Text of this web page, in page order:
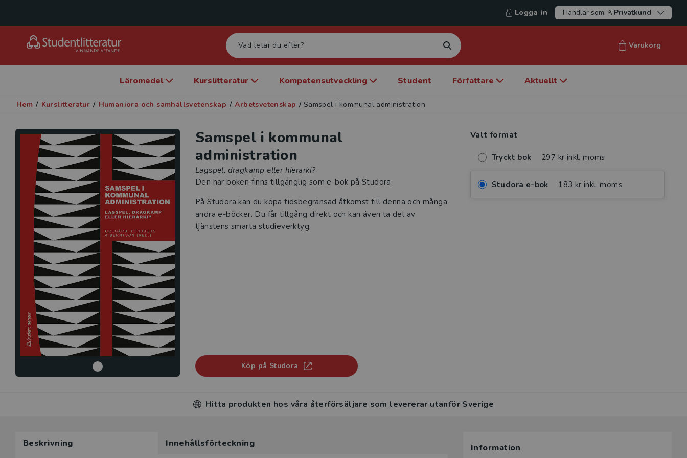
Logga in Handlar som: Privatkund
Varukorg
Läromedel Kurslitteratur Kompetensutveckling Student Författare Aktuellt
Hem / Kurslitteratur / Humaniora och samhällsvetenskap / Arbetsvetenskap / Samspel i kommunal administration
Samspel i kommunal
administration
Lagspel, dragkamp eller hierarki?
Den här boken finns tillgänglig som e-bok på Studora.
På Studora kan du köpa tidsbegränsad åtkomst till denna och många
andra e-böcker. Du får tillgång direkt och kan även ta del av
tjänstens smarta studieverktyg.
Köp på Studora
Valt format
Tryckt bok 297 kr inkl. moms
Studora e-bok 183 kr inkl. moms
Hitta produkten hos våra återförsäljare som levererar utanför Sverige
Beskrivning Innehållsförteckning Information